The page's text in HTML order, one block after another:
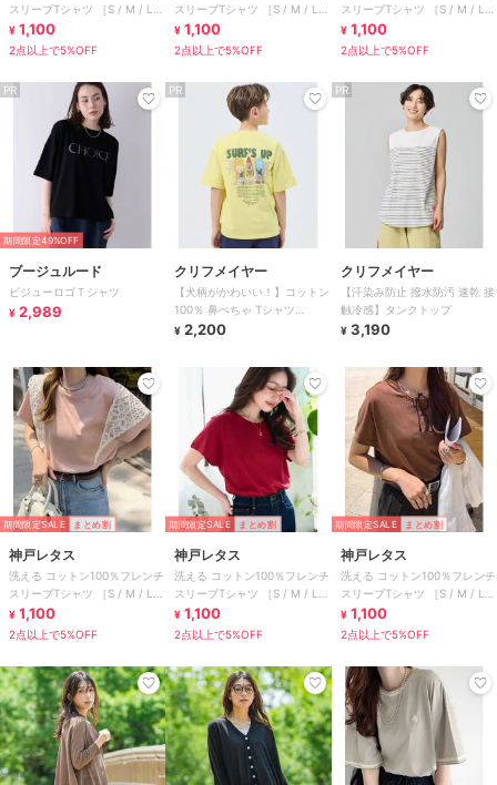
スリーブTシャツ ［S / M / L］
[C5106]
¥ 1,100
2点以上で5%OFF
スリーブTシャツ ［S / M / L］
[C5106]
¥ 1,100
2点以上で5%OFF
スリーブTシャツ ［S / M / L］
[C5106]
¥ 1,100
2点以上で5%OFF
PR
期間限定49%OFF
ブージュルード
ビジューロゴＴシャツ
¥ 2,989
PR
クリフメイヤー
【犬柄がかわいい！】コットン
100％ 鼻ぺちゃ Tシャツ
120cm～170cm
¥ 2,200
PR
クリフメイヤー
【汗染み防止 撥水防汚 速乾 接
触冷感】タンクトップ
¥ 3,190
期間限定SALE まとめ割
神戸レタス
洗える コットン100％フレンチ
スリーブTシャツ ［S / M / L］
[C5106]
¥ 1,100
2点以上で5%OFF
期間限定SALE まとめ割
神戸レタス
洗える コットン100％フレンチ
スリーブTシャツ ［S / M / L］
[C5106]
¥ 1,100
2点以上で5%OFF
期間限定SALE まとめ割
神戸レタス
洗える コットン100％フレンチ
スリーブTシャツ ［S / M / L］
[C5106]
¥ 1,100
2点以上で5%OFF